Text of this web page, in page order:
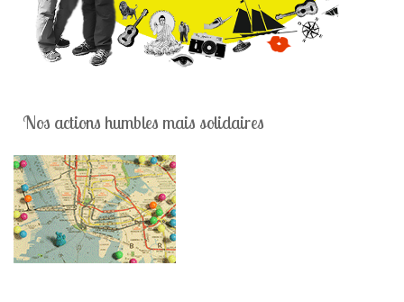
Nos actions humbles mais solidaires